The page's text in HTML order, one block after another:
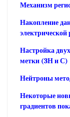
Механизм
Накопление
электрической
Настройка
метки (3Н и С)
Нейтроны
Некоторые
градиентов